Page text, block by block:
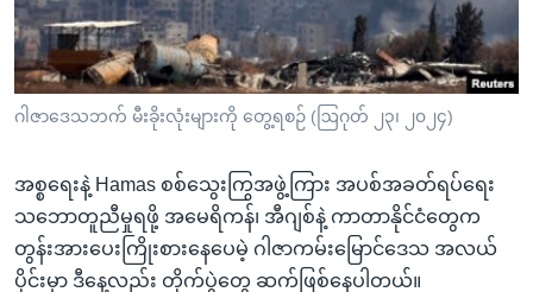
စာမျက်နှာ
ကျော်
ကြည့်
ရှာဖွေ
ရန်
နေရာ
သို့
ဗွီအိုအေ လူမှုကွန်ယက်များ
ဘာသာစကားများ
ဂါဇာဒေသဘက် မီးခိုးလုံးများကို တွေ့ရစဉ် (ဩဂုတ် ၂၃၊ ၂၀၂၄)
အစ္စရေးနဲ့ Hamas စစ်သွေးကြွအဖွဲ့ကြား အပစ်အခတ်ရပ်ရေး
သဘောတူညီမှုရဖို့ အမေရိကန်၊ အီဂျစ်နဲ့ ကာတာနိုင်ငံတွေက
တွန်းအားပေးကြိုးစားနေပေမဲ့ ဂါဇာကမ်းမြောင်ဒေသ အလယ်
ပိုင်းမှာ ဒီနေ့လည်း တိုက်ပွဲတွေ ဆက်ဖြစ်နေပါတယ်။